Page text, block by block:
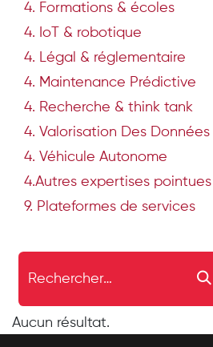
4. Formations & écoles
4. IoT & robotique
4. Légal & réglementaire
4. Maintenance Prédictive
4. Recherche & think tank
4. Valorisation Des Données
4. Véhicule Autonome
4.Autres expertises pointues
9. Plateformes de services
Aucun résultat.